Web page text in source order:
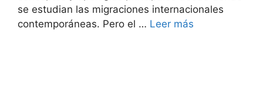
se estudian las migraciones internacionales
contemporáneas. Pero el … Leer más